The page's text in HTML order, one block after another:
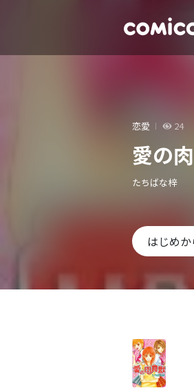
恋愛 24
愛の
たちばな梓
はじめ